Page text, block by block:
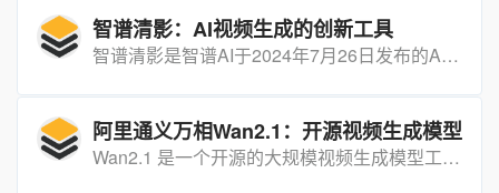
智谱清影：AI视频生成的创新工具
智谱清影是智谱AI于2024年7月26日发布的AI视频生成工具，基于自研CogVideoX模型开发，支持通过文本或图片生成高清视频。
阿里通义万相Wan2.1：开源视频生成模型
Wan2.1 是一个开源的大规模视频生成模型工具，致力于通过先进的技术架构和优化策略，提供高性能、低资源消耗的视频生成解决方案，支持多种生成任务和多语言文本生成。